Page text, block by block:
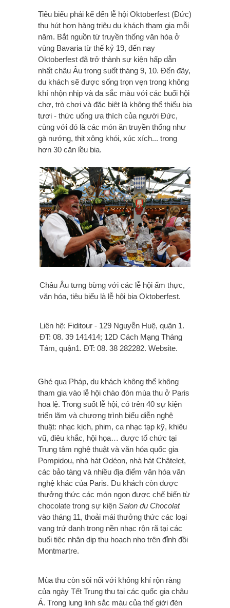
Tiêu biểu phải kể đến lễ hội Oktoberfest (Đức)
thu hút hơn hàng triệu du khách tham gia mỗi
năm. Bắt nguồn từ truyền thống văn hóa ở
vùng Bavaria từ thế kỷ 19, đến nay
Oktoberfest đã trở thành sự kiện hấp dẫn
nhất châu Âu trong suốt tháng 9, 10. Đến đây,
du khách sẽ được sống trọn vẹn trong không
khí nhộn nhịp và đa sắc màu với các buổi hội
chợ, trò chơi và đặc biệt là không thể thiếu bia
tươi - thức uống ưa thích của người Đức,
cùng với đó là các món ăn truyền thống như
gà nướng, thịt xông khói, xúc xích... trong
hơn 30 căn lều bia.
Châu Âu tưng bừng với các lễ hội ẩm thực,
văn hóa, tiêu biểu là lễ hội bia Oktoberfest.
Liên hệ: Fiditour - 129 Nguyễn Huệ, quận 1.
ĐT: 08. 39 141414; 12D Cách Mạng Tháng
Tám, quận1. ĐT: 08. 38 282282. Website.
Ghé qua Pháp, du khách không thể không
tham gia vào lễ hội chào đón mùa thu ở Paris
hoa lệ. Trong suốt lễ hội, có trên 40 sự kiện
triển lãm và chương trình biểu diễn nghệ
thuật: nhạc kịch, phim, ca nhạc tạp kỹ, khiêu
vũ, điêu khắc, hội họa… được tổ chức tại
Trung tâm nghệ thuật và văn hóa quốc gia
Pompidou, nhà hát Odéon, nhà hát Châtelet,
các bảo tàng và nhiều địa điểm văn hóa văn
nghệ khác của Paris. Du khách còn được
thưởng thức các món ngon được chế biến từ
chocolate trong sự kiện Salon du Chocolat
vào tháng 11, thoải mái thưởng thức các loại
vang trứ danh trong nền nhạc rộn rã tại các
buổi tiệc nhân dịp thu hoạch nho trên đỉnh đồi
Montmartre.
Mùa thu còn sôi nổi với không khí rộn ràng
của ngày Tết Trung thu tại các quốc gia châu
Á. Trong lung linh sắc màu của thế giới đèn